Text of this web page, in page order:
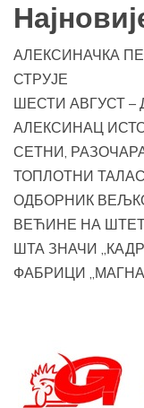
АЛЕКСИНАЧКА
СТРУЈЕ
ШЕСТИ АВГУСТ
АЛЕКСИНАЦ
СЕТНИ,
ТОПЛОТНИ
ОДБОРНИК
ВЕЋИНЕ НА
ШТА ЗНАЧИ
ФАБРИЦИ